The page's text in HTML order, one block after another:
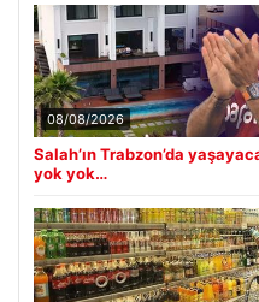
08/08/2026
Salah’ın Trabzon’da
yok yok…